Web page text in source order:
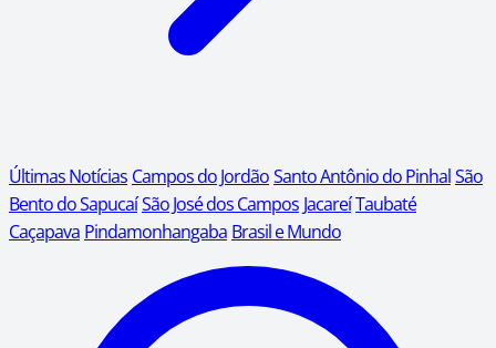
Últimas Notícias Campos do JordãoSanto Antônio do PinhalSão
Bento do SapucaíSão José dos Campos JacareíTaubaté
Caçapava Pindamonhangaba Brasil e Mundo